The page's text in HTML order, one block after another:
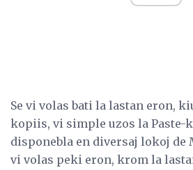
Se vi volas bati la lastan eron,
kopiis, vi simple uzos la Paste-
disponebla en diversaj lokoj de
vi volas peki eron, krom la